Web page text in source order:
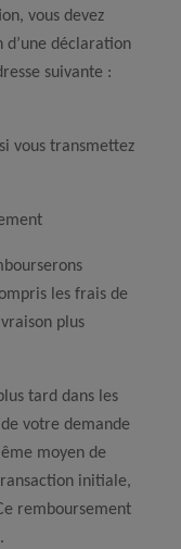
vous devez
d’une déclaration
suivante :
vous transmettez
les frais de
plus
tard dans les
votre demande
moyen de
initiale,
remboursement